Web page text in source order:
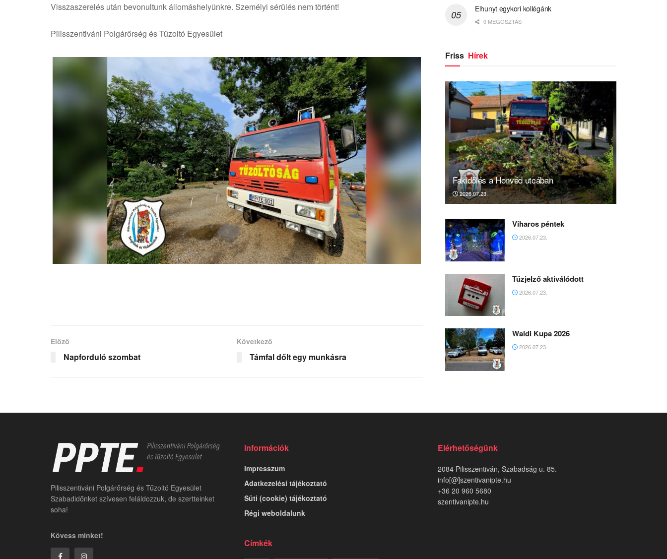
Visszaszerelés után bevonultunk állomáshelyünkre. Személyi sérülés nem történt!
Pilisszentiváni Polgárőrség és Tűzoltó Egyesület
Előző
Napforduló szombat
Következő
Támfal dőlt egy munkásra
Elhunyt egykori kollégánk
0 MEGOSZTÁS
Friss Hírek
Fakidőlés a Honvéd utcában
2026.07.23.
Viharos péntek
2026.07.23.
Tűzjelző aktiválódott
2026.07.23.
Waldi Kupa 2026
2026.07.23.
Pilisszentiváni Polgárőrség és Tűzoltó Egyesület
Szabadidőnket szívesen feláldozzuk, de szertteinket
soha!
Kövess minket!
Információk
Impresszum
Adatkezelési tájékoztató
Süti (cookie) tájékoztató
Régi weboldalunk
Címkék
Elérhetőségünk
2084 Pilisszentiván, Szabadság u. 85.
info[@]szentivanipte.hu
+36 20 960 5680
szentivanipte.hu